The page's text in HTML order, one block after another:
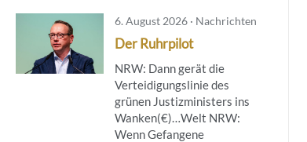
6. August 2026 · Nachrichten
Der Ruhrpilot
NRW: Dann gerät die
Verteidigungslinie des
grünen Justizministers ins
Wanken(€)…Welt NRW:
Wenn Gefangene